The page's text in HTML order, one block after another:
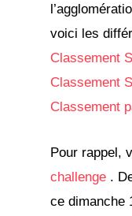
voici les
Classement
Classement
Classement
Pour rappel,
challenge .
ce dimanche